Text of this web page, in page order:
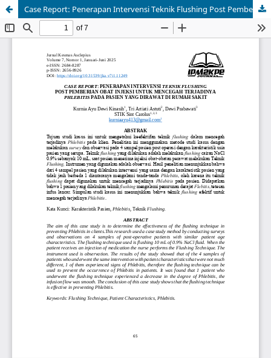
Case Report: Penerapan Intervensi Teknik Flushing Post Pemberian Obat Injeksi untuk Mencegah Terjadinya Phlebitis pada Pasien yang Dirawat di Rumah Sakit